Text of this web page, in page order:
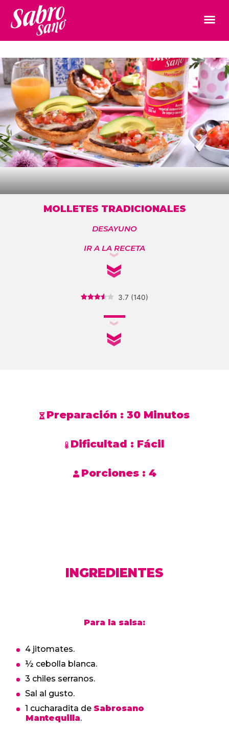
MOLLETES TRADICIONALES
DESAYUNO
IR A LA RECETA
3.7 (140)
Preparación : 30 Minutos
Dificultad : Fácil
Porciones : 4
INGREDIENTES
Para la salsa:
4 jitomates.
½ cebolla blanca.
3 chiles serranos.
Sal al gusto.
1 cucharadita de Sabrosano
Mantequilla.